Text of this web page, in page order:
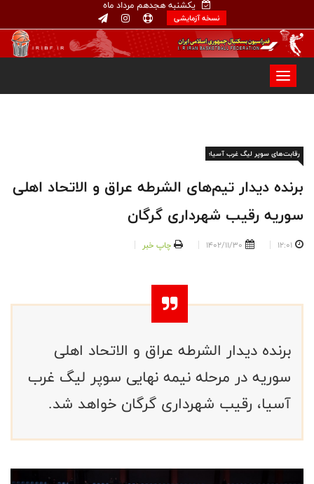
یکشنبه هجدهم مرداد ماه
نسخه آزمایشی
رقابت‌های سوپر لیگ غرب آسیا؛
برنده دیدار تیم‌های الشرطه عراق و الاتحاد اهلی
سوریه رقیب شهرداری گرگان
12:01
1402/11/30 چاپ خبر
برنده دیدار الشرطه عراق و الاتحاد اهلی
سوریه در مرحله نیمه نهایی سوپر لیگ غرب
آسیا، رقیب شهرداری گرگان خواهد شد.